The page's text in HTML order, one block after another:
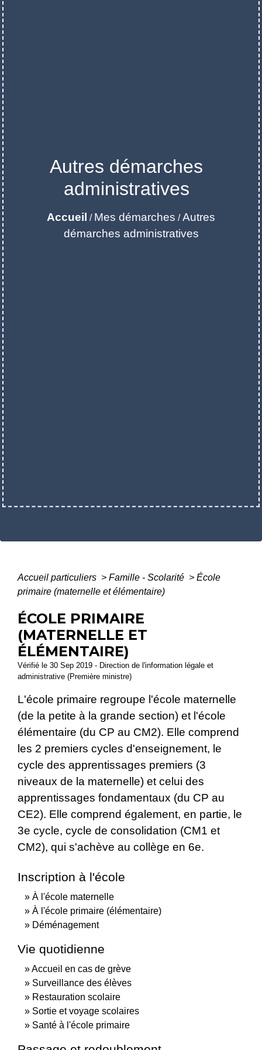
Autres démarches
administratives
Accueil / Mes démarches /Autres
démarches administratives
Accueil particuliers > Famille - Scolarité > École
primaire (maternelle et élémentaire)
ÉCOLE PRIMAIRE
(MATERNELLE ET
ÉLÉMENTAIRE)
Vérifié le 30 Sep 2019 - Direction de l'information légale et
administrative (Première ministre)
L'école primaire regroupe l'école maternelle
(de la petite à la grande section) et l'école
élémentaire (du CP au CM2). Elle comprend
les 2 premiers cycles d'enseignement, le
cycle des apprentissages premiers (3
niveaux de la maternelle) et celui des
apprentissages fondamentaux (du CP au
CE2). Elle comprend également, en partie, le
3e cycle, cycle de consolidation (CM1 et
CM2), qui s'achève au collège en 6e.
Inscription à l'école
À l'école maternelle
À l'école primaire (élémentaire)
Déménagement
Vie quotidienne
Accueil en cas de grève
Surveillance des élèves
Restauration scolaire
Sortie et voyage scolaires
Santé à l'école primaire